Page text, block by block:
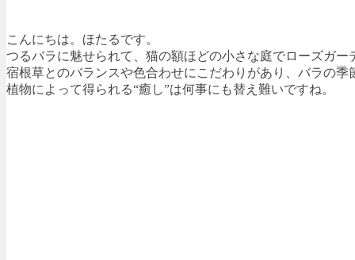
こんにちは。ほたるです。
つるバラに魅せられて、猫の額ほどの小さな庭でローズガ
宿根草とのバランスや色合わせにこだわりがあり、バラの季
植物によって得られる“癒し”は何事にも替え難いですね。